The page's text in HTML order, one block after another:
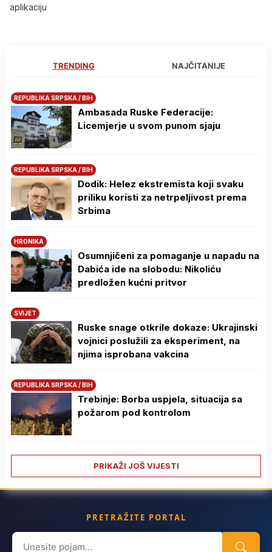
aplikaciju
TRENDING NAJČITANIJE
REPUBLIKA SRPSKA / BIH
Ambasada Ruske Federacije:
Licemjerje u svom punom sjaju
REPUBLIKA SRPSKA / BIH
Dodik: Helez ekstremista koji svaku
priliku koristi za netrpeljivost prema
Srbima
HRONIKA
Osumnjičeni za pomaganje u napadu na
Dabića ide na slobodu: Nikoliću
predložen kućni pritvor
SVIJET
Ruske snage otkrile dokaze: Ukrajinski
vojnici poslužili za eksperiment, na
njima isprobana vakcina
REPUBLIKA SRPSKA / BIH
Trebinje: Borba uspjela, situacija sa
požarom pod kontrolom
PRIKAŽI JOŠ VIJESTI
PRETRAŽITE PORTAL
Search